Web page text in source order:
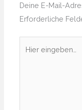
Deine E-Mail-
Erforderliche
eingeben…